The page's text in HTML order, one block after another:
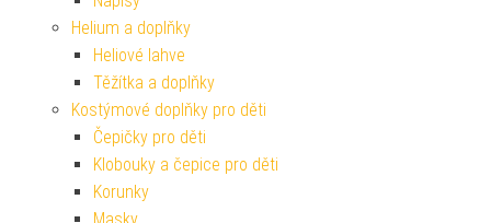
Helium a doplňky
Heliové lahve
Těžítka a doplňky
Kostýmové doplňky pro děti
Čepičky pro děti
Klobouky a čepice pro děti
Korunky